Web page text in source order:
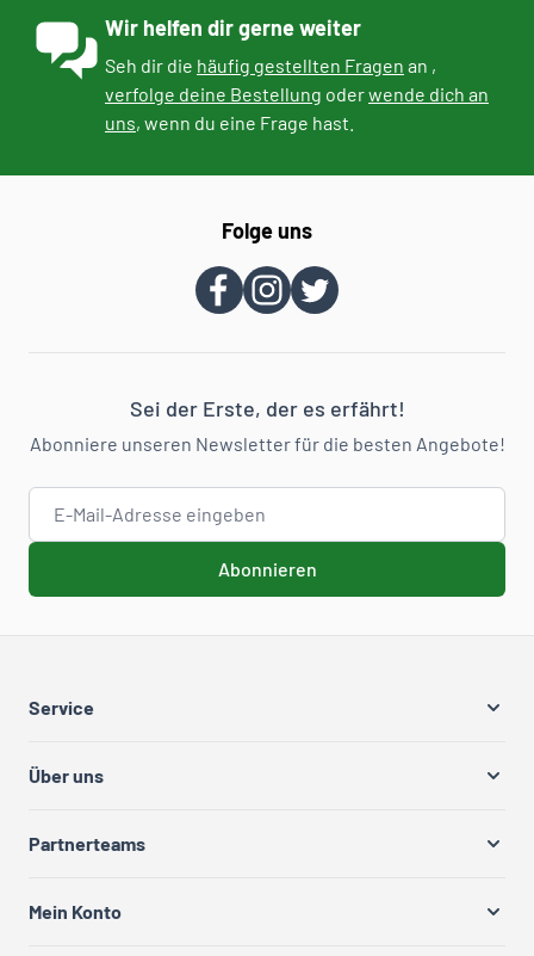
Wir helfen dir gerne weiter
Seh dir die häufig gestellten Fragen an ,
verfolge deine Bestellung oderwende dich an
uns, wenn du eine Frage hast.
Folge uns
Sei der Erste, der es erfährt!
Abonniere unseren Newsletter für die besten Angebote!
E-Mail-Adresse
Abonnieren
Service
Über uns
Partnerteams
Mein Konto